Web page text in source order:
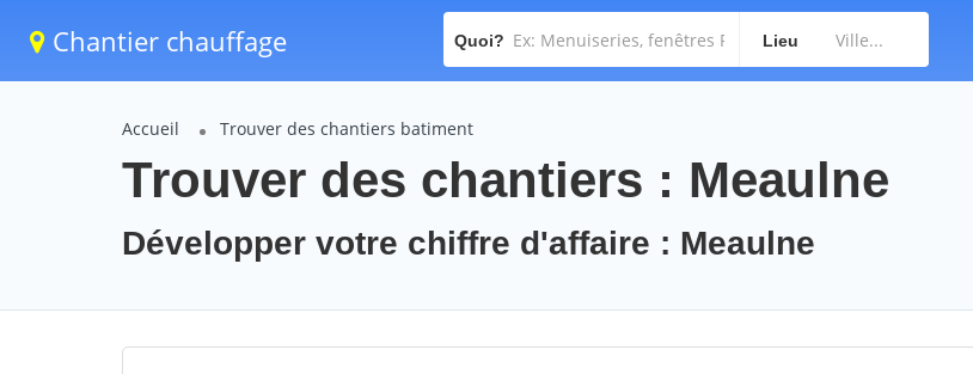
Chantier chauffage Quoi? Lieu
Accueil Trouver des chantiers batiment
Trouver des chantiers : Meaulne
Développer votre chiffre d'affaire : Meaulne